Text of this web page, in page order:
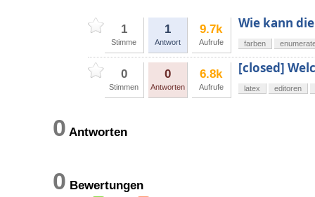
1
Stimme
1
Antwort
9.7k
Aufrufe
Wie kann
farben
0
Stimmen
0
Antworten
6.8k
Aufrufe
[closed]
latex editoren
0 Antworten
0 Bewertungen